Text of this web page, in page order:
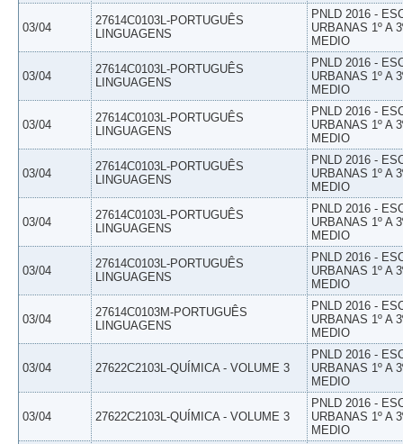
03/04
27614C0103L-PORTUGUÊS
LINGUAGENS
PNLD 2016 -
URBANAS 1º A
MEDIO
03/04
27614C0103L-PORTUGUÊS
LINGUAGENS
PNLD 2016 -
URBANAS 1º A
MEDIO
03/04
27614C0103L-PORTUGUÊS
LINGUAGENS
PNLD 2016 -
URBANAS 1º A
MEDIO
03/04
27614C0103L-PORTUGUÊS
LINGUAGENS
PNLD 2016 -
URBANAS 1º A
MEDIO
03/04
27614C0103L-PORTUGUÊS
LINGUAGENS
PNLD 2016 -
URBANAS 1º A
MEDIO
03/04
27614C0103L-PORTUGUÊS
LINGUAGENS
PNLD 2016 -
URBANAS 1º A
MEDIO
03/04
27614C0103M-PORTUGUÊS
LINGUAGENS
PNLD 2016 -
URBANAS 1º A
MEDIO
03/04 27622C2103L-QUÍMICA - VOLUME 3
PNLD 2016 -
URBANAS 1º A
MEDIO
03/04 27622C2103L-QUÍMICA - VOLUME 3
PNLD 2016 -
URBANAS 1º A
MEDIO